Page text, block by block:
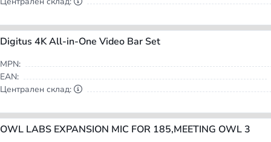
Digitus 4K All-in-One Video Bar Set
MPN:
EAN:
Централен склад:
OWL LABS EXPANSION MIC FOR 185,MEETING OWL 3